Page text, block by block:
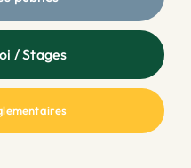
/ Stages